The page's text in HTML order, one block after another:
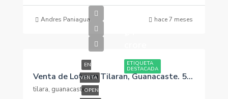
Andres Paniagua hace 7 meses
ETIQUETA
DESTACADA
EN
VENTA
OPEN
Venta de Lote en Tilaran, Guanacaste. 5051m2
tilara, guanacaste